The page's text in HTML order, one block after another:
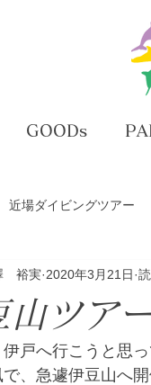
GOODs
近場ダイビングツアー
ゴルフコンペ ダ
体験ダイビング
山ツア
裕実 2020年3月21日
伊戸へ行こうと思
、急遽伊豆山へ